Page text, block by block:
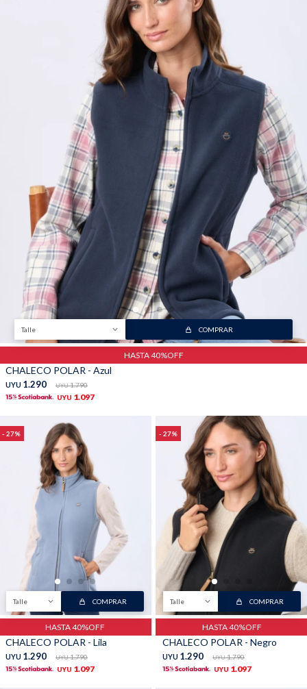
Talle COMPRAR
HASTA 40%OFF
CHALECO POLAR - Azul
UYU 1.290 UYU 1.790
UYU 1.097
27
Talle COMPRAR
HASTA 40%OFF
CHALECO POLAR - Lila
UYU 1.290 UYU 1.790
UYU 1.097
27
Talle COMPRAR
HASTA 40%OFF
CHALECO POLAR - Negro
UYU 1.290 UYU 1.790
UYU 1.097
Envíos, cambios y devoluciones
Trabaja con nosotros